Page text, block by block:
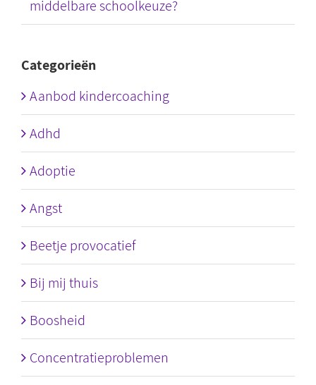
middelbare schoolkeuze?
Categorieën
Aanbod kindercoaching
Adhd
Adoptie
Angst
Beetje provocatief
Bij mij thuis
Boosheid
Concentratieproblemen